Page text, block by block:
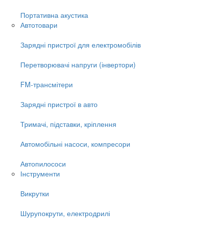
Портативна акустика
Автотовари
Зарядні пристрої для електромобілів
Перетворювачі напруги (інвертори)
FM-трансмітери
Зарядні пристрої в авто
Тримачі, підставки, кріплення
Автомобільні насоси, компресори
Автопилососи
Інструменти
Викрутки
Шурупокрути, електродрилі